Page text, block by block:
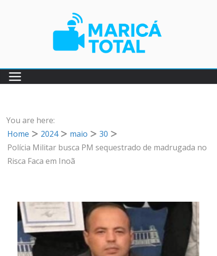
You are here:
Home
2024 maio
30
Polícia Militar busca PM sequestrado de madrugada no
Risca Faca em Inoã